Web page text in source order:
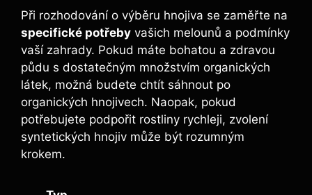
Při rozhodování o výběru hnojiva se⁣ zaměřte na
specifické potřeby vašich ​melounů a‌ podmínky
vaší zahrady. Pokud máte bohatou a zdravou
⁤půdu s dostatečným ​množstvím organických
látek, ‌možná budete chtít sáhnout po
organických hnojivech. Naopak, pokud
potřebujete podpořit rostliny rychleji, zvolení
⁢syntetických hnojiv může být rozumným
krokem.